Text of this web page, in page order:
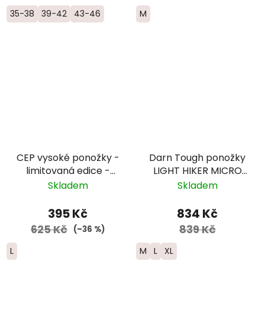
35-38 39-42 43-46 M
CEP vysoké ponožky -
limitovaná edice -
pánské - bílá/růžová/
Skladem
395 Kč
625 Kč (–36 %)
L
Darn Tough ponožky
LIGHT HIKER MICRO
CREW Lightweight
černé
Skladem
834 Kč
839 Kč
M L XL